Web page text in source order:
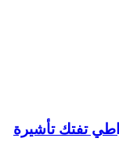
تفتك تأشيرة